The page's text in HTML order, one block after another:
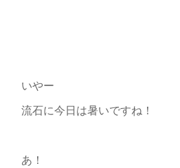
いやー
流石に今日は暑いですね！
あ！